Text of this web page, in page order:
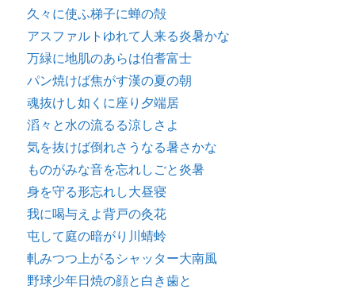
久々に使ふ梯子に蝉の殻
アスファルトゆれて人来る炎暑かな
万緑に地肌のあらは伯耆富士
パン焼けば焦がす漢の夏の朝
魂抜けし如くに座り夕端居
滔々と水の流るる涼しさよ
気を抜けば倒れさうなる暑さかな
ものがみな音を忘れしごと炎暑
身を守る形忘れし大昼寝
我に喝与えよ背戸の灸花
屯して庭の暗がり川蜻蛉
軋みつつ上がるシャッター大南風
野球少年日焼の顔と白き歯と